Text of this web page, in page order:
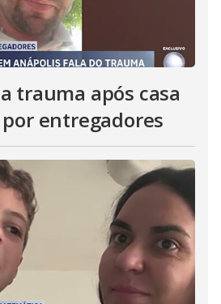
trauma após casa
entregadores